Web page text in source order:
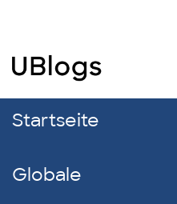
Startseite
Globale